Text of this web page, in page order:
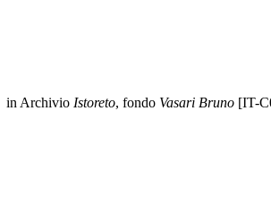
in Archivio Istoreto, fondo Vasari Bruno [IT-